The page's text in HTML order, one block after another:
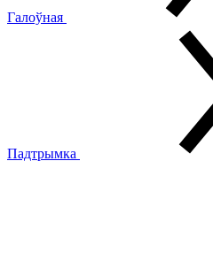
Галоўная
Падтрымка